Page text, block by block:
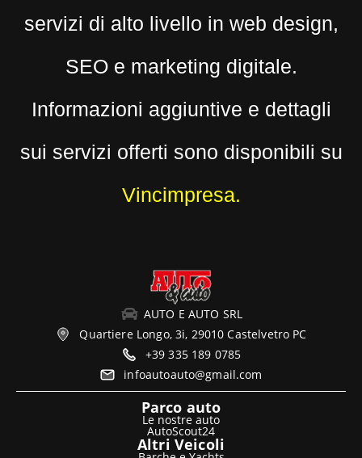
servizi di alto livello in web design,
SEO e marketing digitale.
Informazioni aggiuntive e dettagli
sui servizi offerti sono disponibili su
Vincimpresa.
AUTO E AUTO SRL
Quartiere Longo, 3i, 29010 Castelvetro PC
+39 335 189 0785
infoautoauto@gmail.com
Parco auto
Le nostre auto
AutoScout24
Altri Veicoli